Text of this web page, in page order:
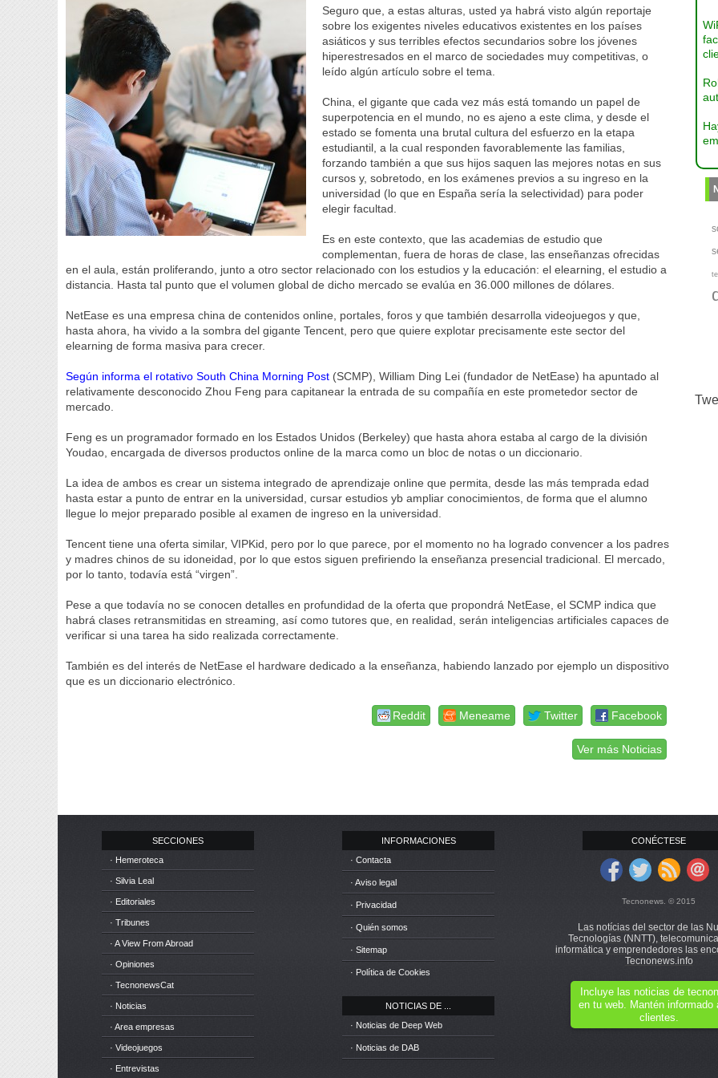
Seguro que, a estas alturas, usted ya habrá visto algún reportaje
sobre los exigentes niveles educativos existentes en los países
asiáticos y sus terribles efectos secundarios sobre los jóvenes
hiperestresados en el marco de sociedades muy competitivas, o
leído algún artículo sobre el tema.
China, el gigante que cada vez más está tomando un papel de
superpotencia en el mundo, no es ajeno a este clima, y desde el
estado se fomenta una brutal cultura del esfuerzo en la etapa
estudiantil, a la cual responden favorablemente las familias,
forzando también a que sus hijos saquen las mejores notas en sus
cursos y, sobretodo, en los exámenes previos a su ingreso en la
universidad (lo que en España sería la selectividad) para poder
elegir facultad.
Es en este contexto, que las academias de estudio que
complementan, fuera de horas de clase, las enseñanzas ofrecidas
en el aula, están proliferando, junto a otro sector relacionado con los estudios y la educación: el elearning, el estudio a
distancia. Hasta tal punto que el volumen global de dicho mercado se evalúa en 36.000 millones de dólares.
NetEase es una empresa china de contenidos online, portales, foros y que también desarrolla videojuegos y que,
hasta ahora, ha vivido a la sombra del gigante Tencent, pero que quiere explotar precisamente este sector del
elearning de forma masiva para crecer.
Según informa el rotativo South China Morning Post (SCMP), William Ding Lei (fundador de NetEase) ha apuntado al
relativamente desconocido Zhou Feng para capitanear la entrada de su compañía en este prometedor sector de
mercado.
Feng es un programador formado en los Estados Unidos (Berkeley) que hasta ahora estaba al cargo de la división
Youdao, encargada de diversos productos online de la marca como un bloc de notas o un diccionario.
La idea de ambos es crear un sistema integrado de aprendizaje online que permita, desde las más temprada edad
hasta estar a punto de entrar en la universidad, cursar estudios yb ampliar conocimientos, de forma que el alumno
llegue lo mejor preparado posible al examen de ingreso en la universidad.
Tencent tiene una oferta similar, VIPKid, pero por lo que parece, por el momento no ha logrado convencer a los padres
y madres chinos de su idoneidad, por lo que estos siguen prefiriendo la enseñanza presencial tradicional. El mercado,
por lo tanto, todavía está “virgen”.
Pese a que todavía no se conocen detalles en profundidad de la oferta que propondrá NetEase, el SCMP indica que
habrá clases retransmitidas en streaming, así como tutores que, en realidad, serán inteligencias artificiales capaces de
verificar si una tarea ha sido realizada correctamente.
También es del interés de NetEase el hardware dedicado a la enseñanza, habiendo lanzado por ejemplo un dispositivo
que es un diccionario electrónico.
Facebook
Twitter
Meneame
Reddit
Ver más Noticias
SECCIONES
· Hemeroteca
· Silvia Leal
· Editoriales
· Tribunes
· A View From Abroad
· Opiniones
· TecnonewsCat
· Noticias
· Area empresas
· Videojuegos
· Entrevistas
INFORMACIONES
· Contacta
· Aviso legal
· Privacidad
· Quién somos
· Sitemap
· Política de Cookies
NOTICIAS DE ...
· Noticias de Deep Web
· Noticias de DAB
CONÉCTESE
Tecnonews. © 2015
Las notícias del sector de las
Tecnologías (NNTT),
informática y emprendedores las
Tecnonews.info
Incluye las noticias de
en tu web. Mantén informado
clientes.